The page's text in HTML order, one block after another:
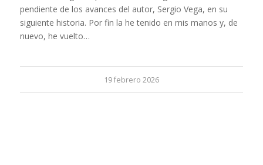
pendiente de los avances del autor, Sergio Vega, en su
siguiente historia. Por fin la he tenido en mis manos y, de
nuevo, he vuelto…
19 febrero 2026